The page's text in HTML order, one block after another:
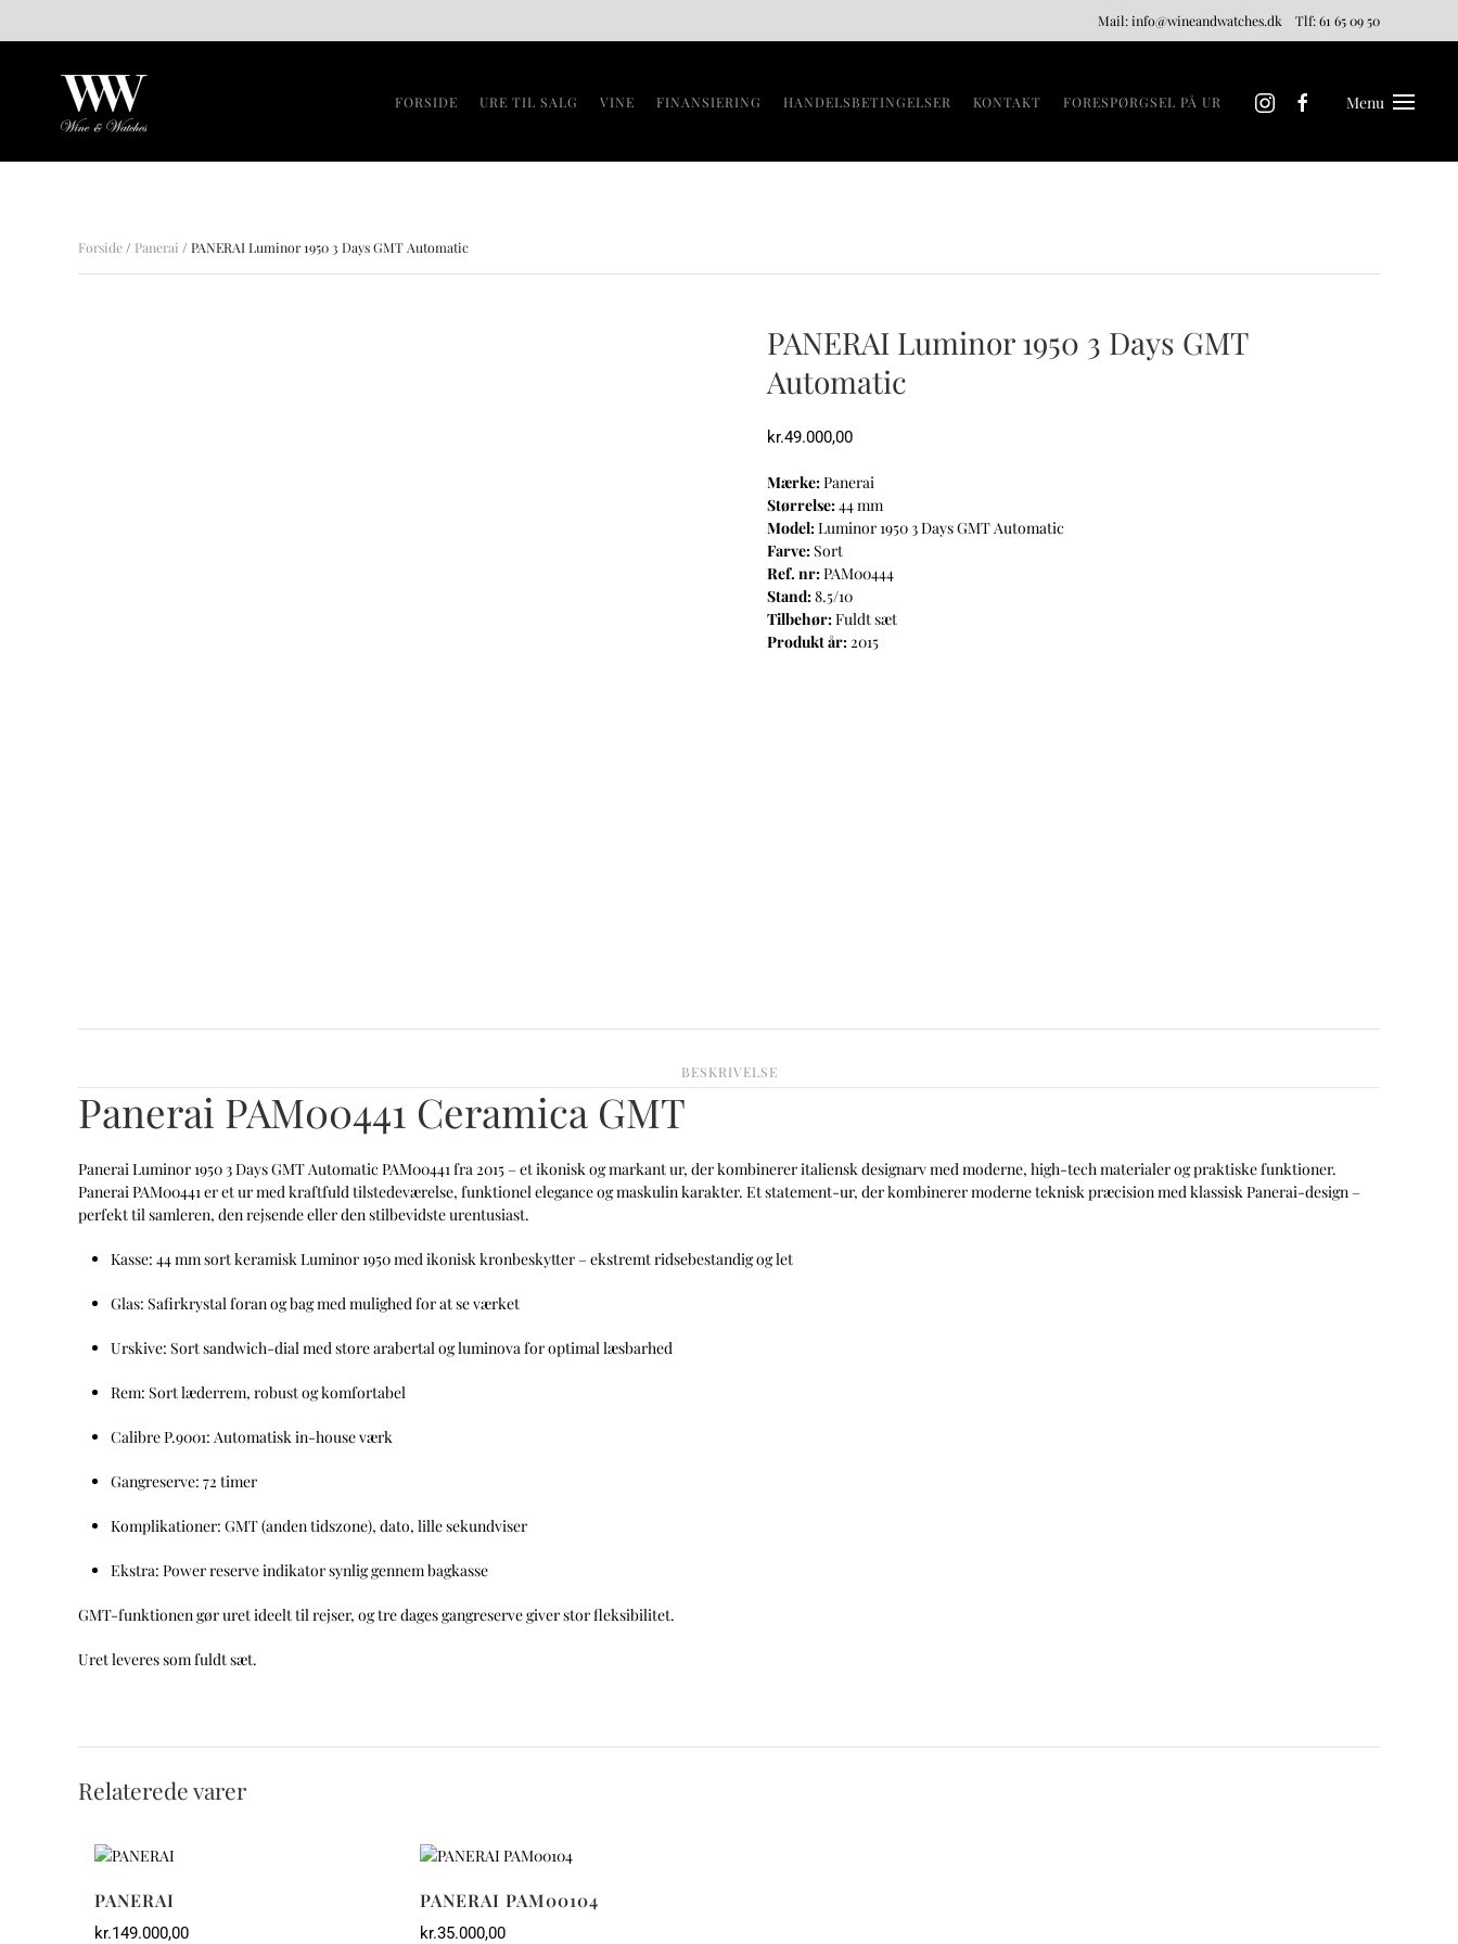
Mail:info@wineandwatches.dk Tlf:61 65 09 50
FORSIDE URE TIL SALG VINE FINANSIERING HANDELSBETINGELSER KONTAKT FORESPØRGSEL PÅ UR Menu
Forside / Panerai / PANERAI Luminor 1950 3 Days GMT Automatic
PANERAI Luminor 1950 3 Days GMT
Automatic
kr.49.000,00
Mærke:Panerai
Størrelse:44 mm
Model:Luminor 1950 3 Days GMT Automatic
Farve:Sort
Ref. nr:PAM00444
Stand:8.5/10
Tilbehør:Fuldt sæt
Produkt år:2015
BESKRIVELSE
Panerai PAM00441 Ceramica GMT
Panerai Luminor 1950 3 Days GMT Automatic PAM00441 fra 2015 – et ikonisk og markant ur, der kombinerer italiensk designarv med moderne, high-tech materialer og praktiske funktioner.
Panerai PAM00441 er et ur medkraftfuld tilstedeværelse, funktionel elegance og maskulin karakter. Et statement-ur, der kombinerer moderne teknisk præcision med klassisk Panerai-design –
perfekt til samleren, den rejsende eller den stilbevidste urentusiast.
Kasse: 44 mm sort keramisk Luminor 1950 med ikonisk kronbeskytter – ekstremt ridsebestandig og let
Glas: Safirkrystal foran og bag med mulighed for at se værket
Urskive: Sort sandwich-dial med store arabertal og luminova for optimal læsbarhed
Rem: Sort læderrem, robust og komfortabel
Calibre P.9001: Automatisk in-house værk
Gangreserve: 72 timer
Komplikationer: GMT (anden tidszone), dato, lille sekundviser
Ekstra: Power reserve indikator synlig gennem bagkasse
GMT-funktionen gør uret ideelt til rejser, og tre dages gangreserve giver stor fleksibilitet.
Uret leveres som fuldt sæt.
Relaterede varer
PANERAI
kr.149.000,00
PANERAI PAM00104
kr.35.000,00